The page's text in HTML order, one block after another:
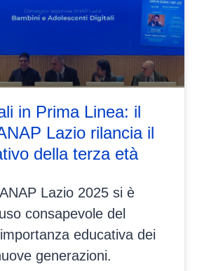
in Prima Linea: il
Lazio rilancia il
della terza età
Lazio 2025 si è
consapevole del
educativa dei
generazioni.